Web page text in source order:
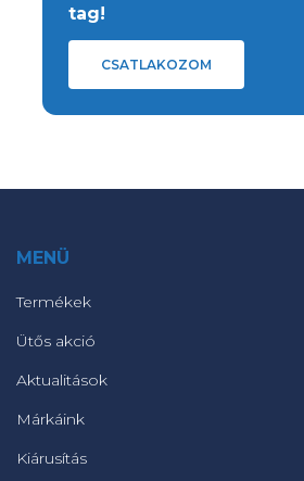
tag!
CSATLAKOZOM
MENÜ
Termékek
Ütős akció
Aktualitások
Márkáink
Kiárusítás